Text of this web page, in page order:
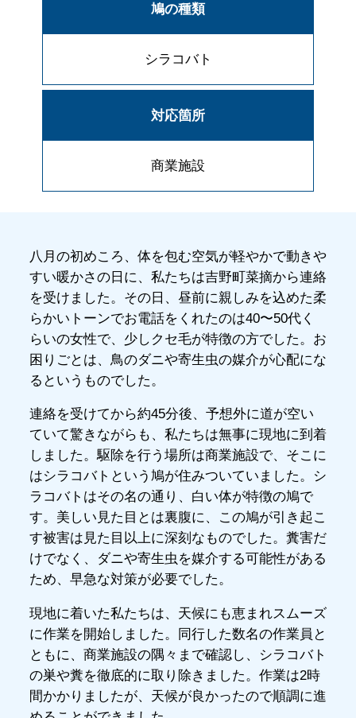
鳩の種類
シラコバト
対応箇所
商業施設
八月の初めころ、体を包む空気が軽やかで動きや
すい暖かさの日に、私たちは吉野町菜摘から連絡
を受けました。その日、昼前に親しみを込めた柔
らかいトーンでお電話をくれたのは40〜50代く
らいの女性で、少しクセ毛が特徴の方でした。お
困りごとは、鳥のダニや寄生虫の媒介が心配にな
るというものでした。
連絡を受けてから約45分後、予想外に道が空い
ていて驚きながらも、私たちは無事に現地に到着
しました。駆除を行う場所は商業施設で、そこに
はシラコバトという鳩が住みついていました。シ
ラコバトはその名の通り、白い体が特徴の鳩で
す。美しい見た目とは裏腹に、この鳩が引き起こ
す被害は見た目以上に深刻なものでした。糞害だ
けでなく、ダニや寄生虫を媒介する可能性がある
ため、早急な対策が必要でした。
現地に着いた私たちは、天候にも恵まれスムーズ
に作業を開始しました。同行した数名の作業員と
ともに、商業施設の隅々まで確認し、シラコバト
の巣や糞を徹底的に取り除きました。作業は2時
間かかりましたが、天候が良かったので順調に進